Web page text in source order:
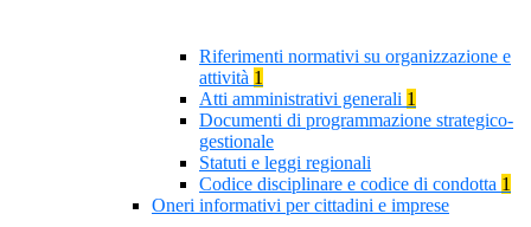
Riferimenti normativi su organizzazione e
attività 1
Atti amministrativi generali 1
Documenti di programmazione strategico-
gestionale
Statuti e leggi regionali
Codice disciplinare e codice di condotta 1
Oneri informativi per cittadini e imprese